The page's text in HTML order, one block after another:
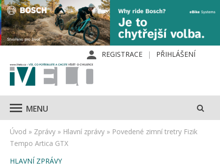
REGISTRACE PŘIHLÁŠENÍ
MENU
Úvod » Zprávy » Hlavní zprávy » Povedené zimní tretry Fizik
Tempo Artica GTX
HLAVNÍ ZPRÁVY